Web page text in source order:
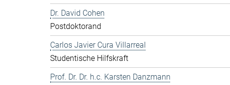
Dr. David Cohen
Postdoktorand
Carlos Javier Cura Villarreal
Studentische Hilfskraft
Prof. Dr. Dr. h.c. Karsten Danzmann